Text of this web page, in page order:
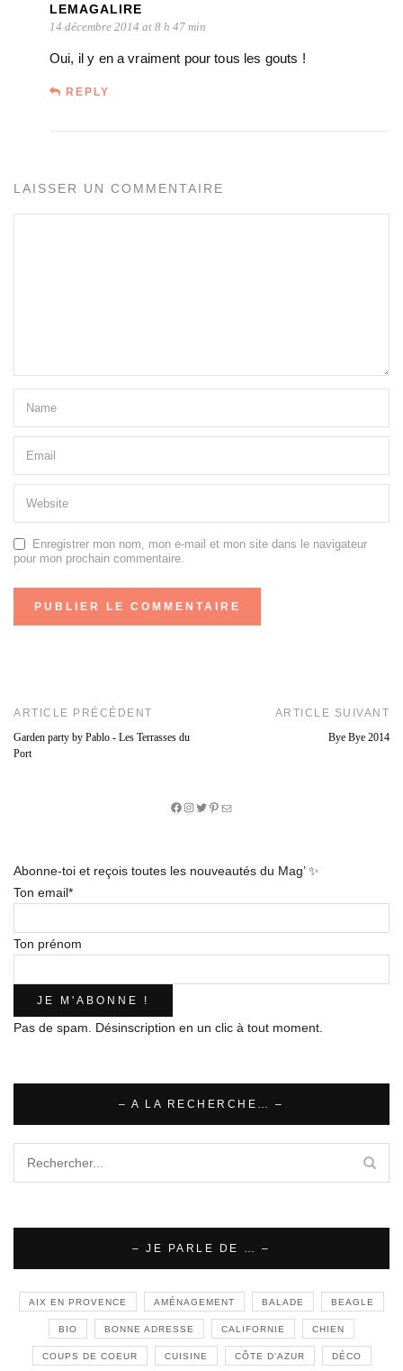
LEMAGALIRE
14 décembre 2014 at 8 h 47 min
Oui, il y en a vraiment pour tous les gouts !
REPLY
LAISSER UN COMMENTAIRE
Enregistrer mon nom, mon e-mail et mon site dans le navigateur
pour mon prochain commentaire.
ARTICLE PRÉCÉDENT
Garden party by Pablo - Les Terrasses du
Port
ARTICLE SUIVANT
Bye Bye 2014
Facebook
Instagram
Twitter
Pinterest
E-
Abonne-toi et reçois toutes les nouveautés du Mag’ ✨
Ton email*
Ton prénom
Pas de spam. Désinscription en un clic à tout moment.
– A LA RECHERCHE… –
– JE PARLE DE … –
AIX EN PROVENCE AMÉNAGEMENT BALADE BEAGLE
BIO BONNE ADRESSE CALIFORNIE CHIEN
COUPS DE COEUR CUISINE CÔTE D'AZUR DÉCO